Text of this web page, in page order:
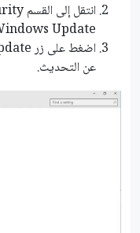
Update.
عن التحديث.